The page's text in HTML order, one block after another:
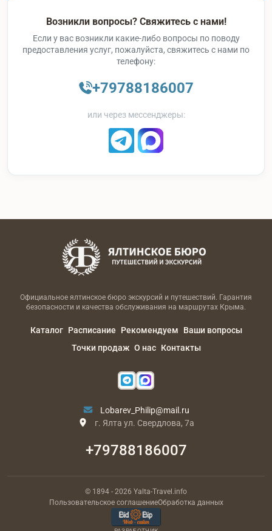
Возникли вопросы? Свяжитесь с нами!
Если у вас возникли какие-либо вопросы по поводу
предоставления услуг, пожалуйста, свяжитесь с нами по
телефону:
+79788186007
или через мессенджеры:
Официальное ялтинское бюро экскурсий и путешествий. Гарантия
безопасности и качества обслуживания на маршрутах Крыма.
Каталог Расписание Рекомендуем
Ваши вопросы
Точки продаж О нас Контакты
Lobarev_Philip@mail.ru
г. Ялта ул. Свердлова, 7а
+79788186007
© 1894 - 2026 Yalta-Travel.info
Пользовательское соглашениеОбработка данных